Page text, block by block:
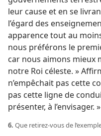
leur cause et en se
l’égard des
apparence tout au
nous préférons le
car nous aimons mieux
notre Roi céleste. »
n’empêchait pas cette
pas cette ligne de
présenter, à l’envisager. »
6. Que retirez-​vous de